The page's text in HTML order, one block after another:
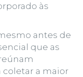
às
antes de
que as
coletar a maior